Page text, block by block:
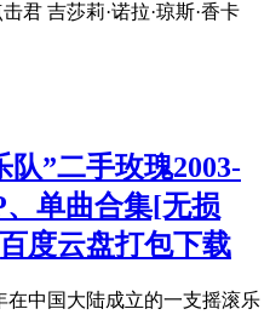
君 吉莎莉·诺拉·琼斯·香卡
”二手玫瑰2003-
、单曲合集[无损
度云盘打包下载
在中国大陆成立的一支摇滚乐